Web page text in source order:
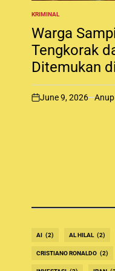
P
O
S
T
D
KRIMINAL
Warga
Tengkorak
Ditemukan
o
June 9, 2026
AI (2) AL HILAL (2)
CRISTIANO RONALDO (2)